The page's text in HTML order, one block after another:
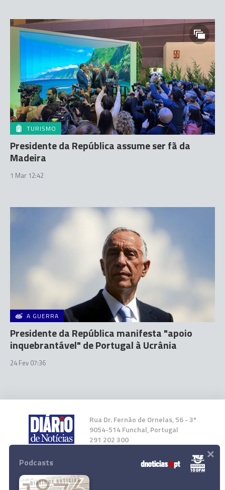
TURISMO
Presidente da República assume ser fã da
Madeira
1 Mar 12:42
A GUERRA
Presidente da República manifesta "apoio
inquebrantável" de Portugal à Ucrânia
24 Fev 07:36
Rua Dr. Fernão de Ornelas, 56 - 3º
9054-514 Funchal, Portugal
291 202 300
Instale a nossa App
Podcasts ×